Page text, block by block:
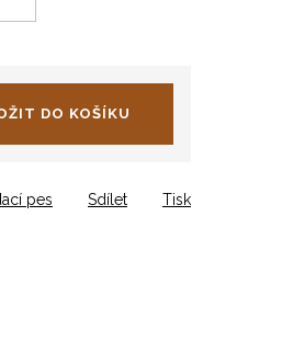
DO KOŠÍKU
Tisk
pes Sdílet